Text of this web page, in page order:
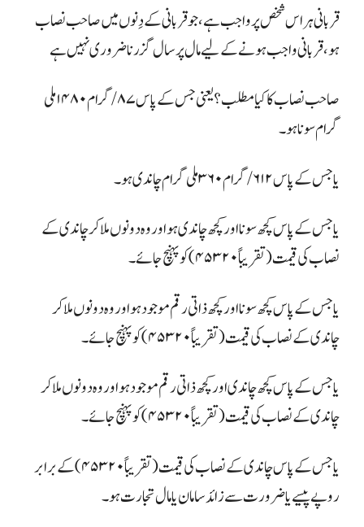
قربانی ہر اس شخص پر واجب ہے، جو قربانی کے دِنوں میں صاحب نصاب
ہو، قربانی واجب ہونے کے لیے مال پر سال گزرنا ضروری نہیں ہے
صاحب نصاب کا کیا مطلب؟ یعنی جس کے پاس ۸۷/ گرام ۱۴۸۰ ملی
گرام سونا ہو ۔
یا جس کے پاس ۶۱۲ / گرام ۳۶۰ ملی گرام چاندی ہو۔
یا جس کے پاس کچھ سونا اور کچھ چاندی ہو اور وہ دونوں ملاکر چاندی کے
نصاب کی قیمت (تقریباً ۴۵۳۲۰) کو پہنچ جائے۔
یا جس کے پاس کچھ سونا اور کچھ ذاتی رقم موجود ہو اور وہ دونوں ملا کر
چاندی کے نصاب کی قیمت (تقریباً ۴۵۳۲۰) کو پہنچ جائے۔
یا جس کے پاس کچھ چاندی اور کچھ ذاتی رقم موجود ہو اور وہ دونوں ملا کر
چاندی کے نصاب کی قیمت (تقریباً ۴۵۳۲۰) کو پہنچ جائے۔
یا جس کے پاس چاندی کے نصاب کی قیمت (تقریباً۴۵۳۲۰) کے برابر
روپے پیسے یا ضرورت سے زائد سامان یا مال تجارت ہو۔